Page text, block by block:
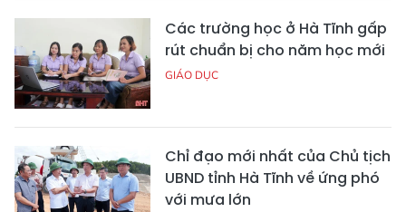
Các trường học ở Hà Tĩnh gấp
rút chuẩn bị cho năm học mới
GIÁO DỤC
Chỉ đạo mới nhất của Chủ tịch
UBND tỉnh Hà Tĩnh về ứng phó
với mưa lớn